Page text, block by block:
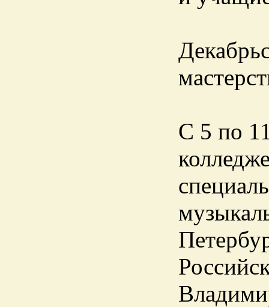
С 5 по